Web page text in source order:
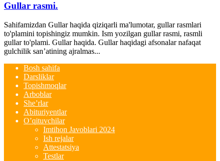
Gullar rasmi.
Sahifamizdan Gullar haqida qiziqarli ma'lumotar, gullar rasmlari
to'plamini topishingiz mumkin. Ism yozilgan gullar rasmi, rasmli
gullar to'plami. Gullar haqida. Gullar haqidagi afsonalar nafaqat
gulchilik san’atining ajralmas...
Bosh sahifa
Darsliklar
Topishmoqlar
Arboblar
She’rlar
Abituriyentlar
O’qituvchilar
Imtihon Javoblari 2024
Ish rejalar
Attestatsiya
Testlar